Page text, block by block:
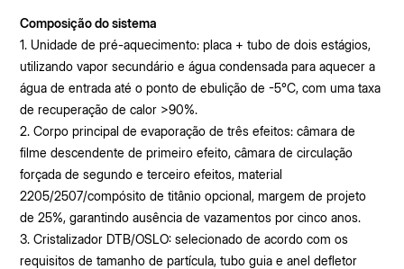
Composição do sistema
1. Unidade de pré-aquecimento: placa + tubo de dois estágios,
utilizando vapor secundário e água condensada para aquecer a
água de entrada até o ponto de ebulição de -5°C, com uma taxa
de recuperação de calor >90%.
2. Corpo principal de evaporação de três efeitos: câmara de
filme descendente de primeiro efeito, câmara de circulação
forçada de segundo e terceiro efeitos, material
2205/2507/compósito de titânio opcional, margem de projeto
de 25%, garantindo ausência de vazamentos por cinco anos.
3. Cristalizador DTB/OSLO: selecionado de acordo com os
requisitos de tamanho de partícula, tubo guia e anel defletor